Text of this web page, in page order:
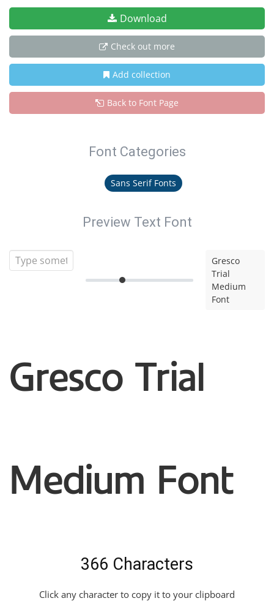
Download
Check out more
Add collection
Back to Font Page
Font Categories
Sans Serif Fonts
Preview Text Font
Gresco
Trial
Medium
Font
Gresco Trial
Medium Font
366 Characters
Click any character to copy it to your clipboard